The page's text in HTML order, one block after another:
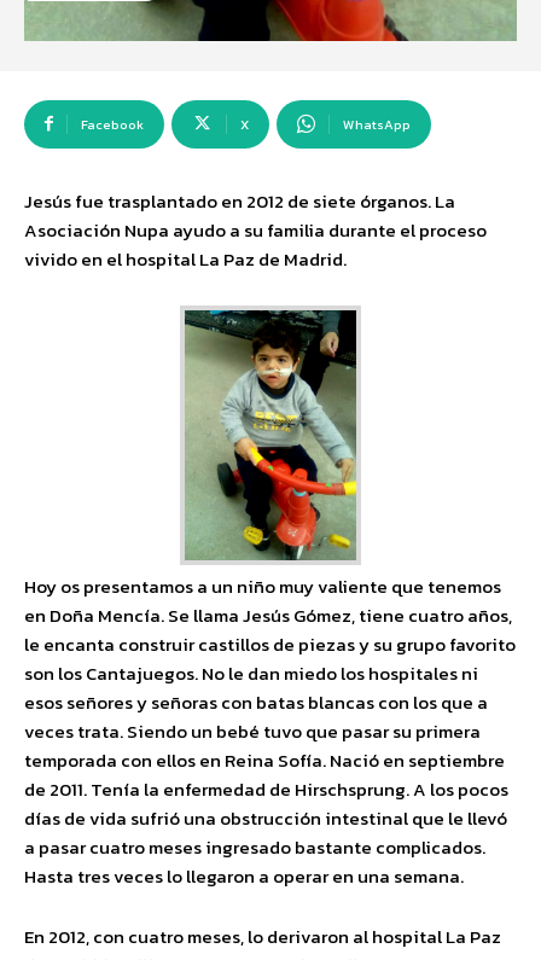
Facebook X WhatsApp
Jesús fue trasplantado en 2012 de siete órganos. La
Asociación Nupa ayudo a su familia durante el proceso
vivido en el hospital La Paz de Madrid.
Hoy os presentamos a un niño muy valiente que tenemos
en Doña Mencía. Se llama Jesús Gómez, tiene cuatro años,
le encanta construir castillos de piezas y su grupo favorito
son los Cantajuegos. No le dan miedo los hospitales ni
esos señores y señoras con batas blancas con los que a
veces trata. Siendo un bebé tuvo que pasar su primera
temporada con ellos en Reina Sofía. Nació en septiembre
de 2011. Tenía la enfermedad de Hirschsprung. A los pocos
días de vida sufrió una obstrucción intestinal que le llevó
a pasar cuatro meses ingresado bastante complicados.
Hasta tres veces lo llegaron a operar en una semana.
En 2012, con cuatro meses, lo derivaron al hospital La Paz